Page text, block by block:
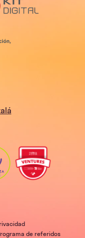
de referidos